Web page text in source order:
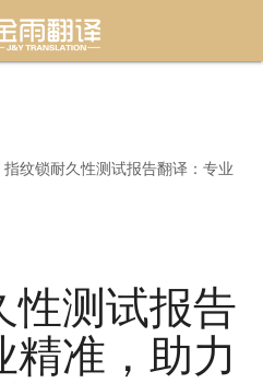
指纹锁耐久性测试报告翻译：专业
性测试报告
精准，助力